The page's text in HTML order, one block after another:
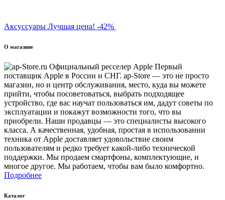
Аксуссуары Лучшая цена! -42%
О магазине
Первый
поставщик Apple в России и СНГ. ap-Store — это не просто
магазин, но и центр обслуживания, место, куда вы можете
прийти, чтобы посоветоваться, выбрать подходящее
устройство, где вас научат пользоваться им, дадут советы по
эксплуатации и покажут возможности того, что вы
приобрели. Наши продавцы — это специалисты высокого
класса. А качественная, удобная, простая в использовании
техника от Apple доставляет удовольствие своим
пользователям и редко требует какой-либо технической
поддержки. Мы продаем смартфоны, комплектующие, и
многое другое. Мы работаем, чтобы вам было комфортно.
Подробнее
Каталог